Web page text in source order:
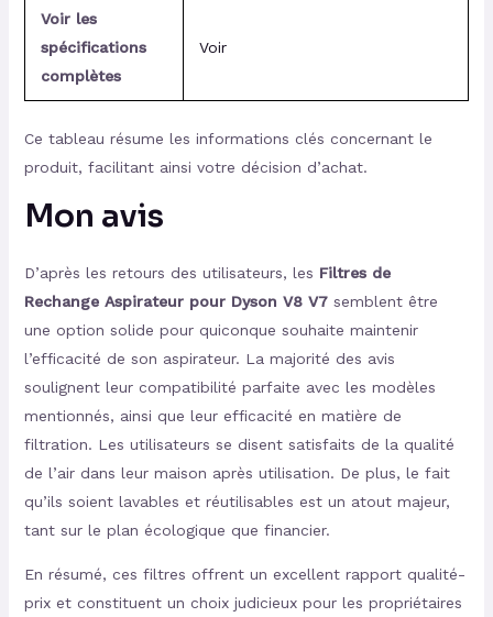
Voir les
spécifications
complètes
Voir
Ce tableau résume les informations clés concernant le
produit, facilitant ainsi votre décision d’achat.
Mon avis
D’après les retours des utilisateurs, les Filtres de
Rechange Aspirateur pour Dyson V8 V7semblent être
une option solide pour quiconque souhaite maintenir
l’efficacité de son aspirateur. La majorité des avis
soulignent leur compatibilité parfaite avec les modèles
mentionnés, ainsi que leur efficacité en matière de
filtration. Les utilisateurs se disent satisfaits de la qualité
de l’air dans leur maison après utilisation. De plus, le fait
qu’ils soient lavables et réutilisables est un atout majeur,
tant sur le plan écologique que financier.
En résumé, ces filtres offrent un excellent rapport qualité-
prix et constituent un choix judicieux pour les propriétaires